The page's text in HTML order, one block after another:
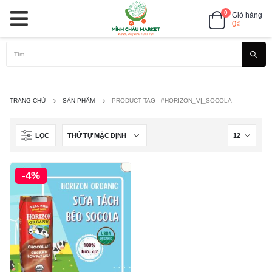
0 Giỏ hàng
0₫
TRANG CHỦ SẢN PHẨM PRODUCT TAG - #HORIZON_VỊ_SOCOLA
LỌC
-4%